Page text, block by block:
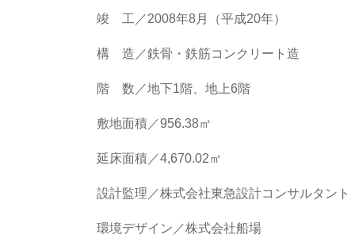
竣 工／2008年8月（平成20年）
構 造／鉄骨・鉄筋コンクリート造
階 数／地下1階、地上6階
敷地面積／956.38㎡
延床面積／4,670.02㎡
設計監理／株式会社東急設計コンサルタント
環境デザイン／株式会社船場